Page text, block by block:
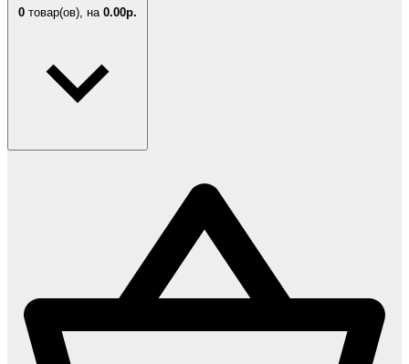
0 товар(ов), на 0.00р.